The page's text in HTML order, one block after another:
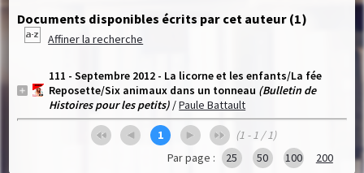
Documents disponibles écrits par cet auteur (1)
Affiner la recherche
111 - Septembre 2012 - La licorne et les enfants/La fée
Reposette/Six animaux dans un tonneau (Bulletin de
Histoires pour les petits) /Paule Battault
1
(1 - 1 / 1)
Par page :
25 50 100 200